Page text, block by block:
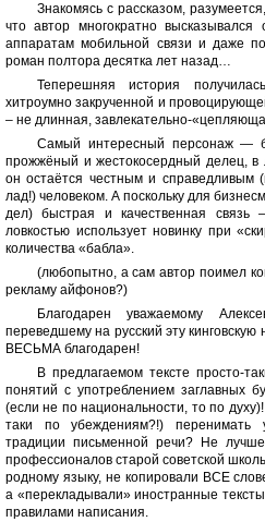
Знакомясь с рассказом,
что автор многократно
аппаратам мобильной связи и даже
роман полтора десятка лет назад…
Теперешняя история
хитроумно закрученной и
– не длинная, завлекательно-
Самый интересный персонаж —
прожжёный и жестокосердный делец,
он остаётся честным и справедливым
лад!) человеком. А поскольку для
дел) быстрая и качественная связь
ловкостью использует новинку при
количества «бабла».
(любопытно, а сам автор поимел
рекламу айфонов?)
Благодарен уважаемому
переведшему на русский эту
ВЕСЬМА благодарен!
В предлагаемом тексте просто-
понятий с употреблением заглавных
(если не по национальности, то по
таки по убеждениям?!) перенимать
традиции письменной речи? Не
профессионалов старой советской
родному языку, не копировали ВСЕ
а «перекладывали» иностранные
правилами написания.